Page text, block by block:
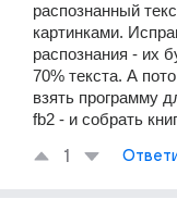
распознанный
картинками.
распознания - их
70% текста. А
взять программу
fb2 - и собрать
1